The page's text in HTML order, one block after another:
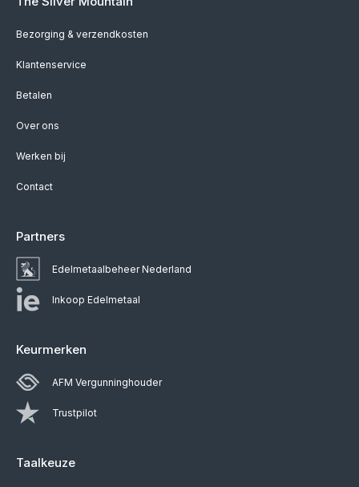
Bezorging & verzendkosten
Klantenservice
Betalen
Over ons
Werken bij
Contact
Partners
Edelmetaalbeheer Nederland
Inkoop Edelmetaal
Keurmerken
AFM Vergunninghouder
Trustpilot
Taalkeuze